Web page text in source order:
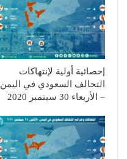
إحصائية أولية لإنتهاكات
التحالف السعودي في اليمن
– الأربعاء 30 سبتمبر 2020